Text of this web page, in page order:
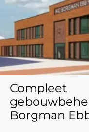
Compleet
Borgman